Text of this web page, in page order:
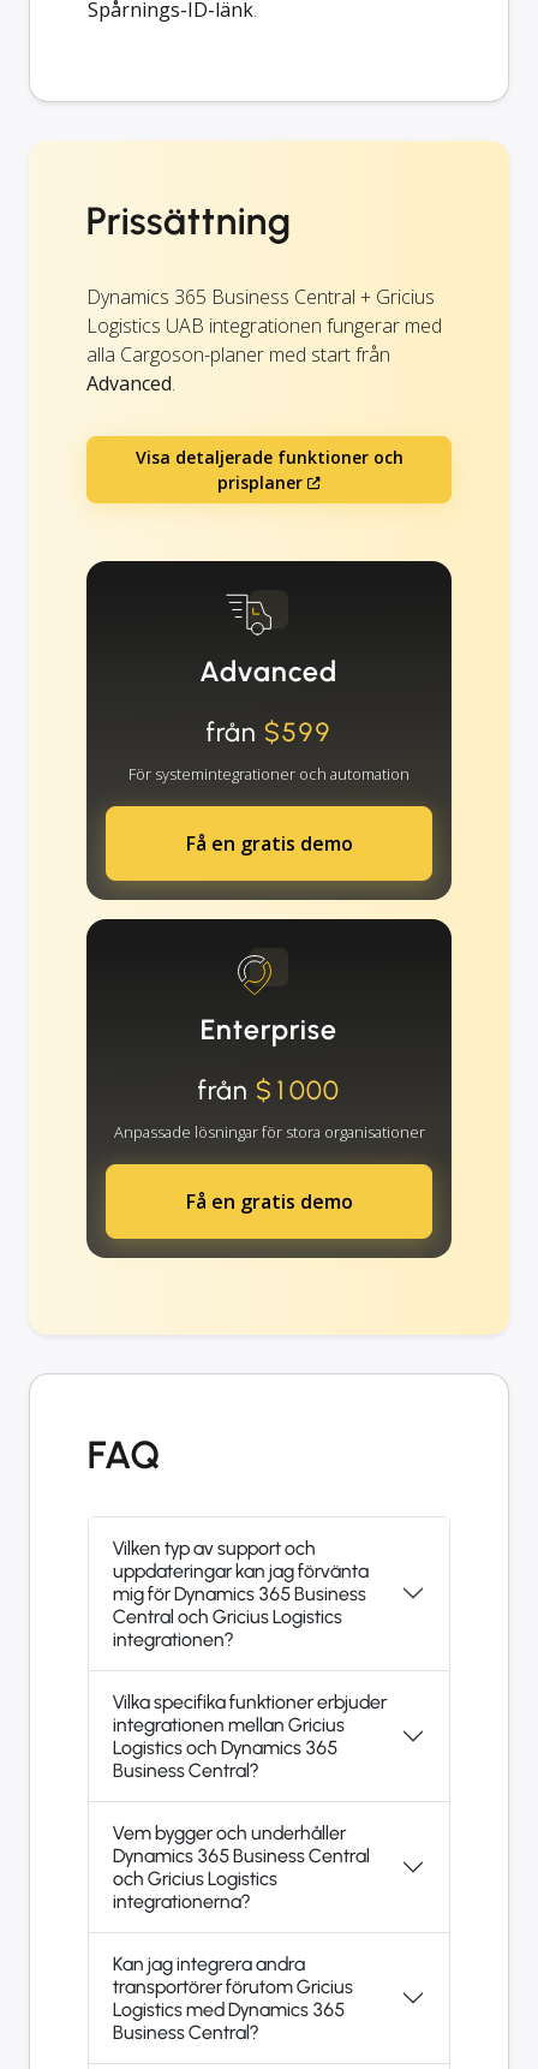
Spårnings-ID-länk.
Prissättning
Dynamics 365 Business Central + Gricius
Logistics UAB integrationen fungerar med
alla Cargoson-planer med start från
Advanced.
Visa detaljerade funktioner och
prisplaner
Advanced
från $599
För systemintegrationer och automation
Få en gratis demo
Enterprise
från $1000
Anpassade lösningar för stora organisationer
Få en gratis demo
FAQ
Vilken typ av support och
uppdateringar kan jag förvänta
mig för Dynamics 365 Business
Central och Gricius Logistics
integrationen?
Vilka specifika funktioner erbjuder
integrationen mellan Gricius
Logistics och Dynamics 365
Business Central?
Vem bygger och underhåller
Dynamics 365 Business Central
och Gricius Logistics
integrationerna?
Kan jag integrera andra
transportörer förutom Gricius
Logistics med Dynamics 365
Business Central?